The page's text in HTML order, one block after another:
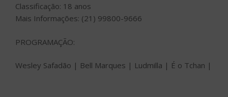
Classificação: 18 anos
Mais Informações: (21) 99800-9666
PROGRAMAÇÃO:
Wesley Safadão | Bell Marques | Ludmilla | É o Tchan |